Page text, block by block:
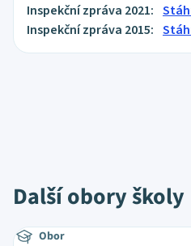
Inspekční zpráva 2021:
Inspekční zpráva 2015:
Další obory školy
Obor